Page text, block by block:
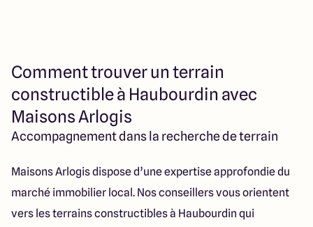
Comment trouver un terrain
constructible à Haubourdin avec
Maisons Arlogis
Accompagnement dans la recherche de terrain
Maisons Arlogis dispose d’une expertise approfondie du
marché immobilier local. Nos conseillers vous orientent
vers les terrains constructibles à Haubourdin qui